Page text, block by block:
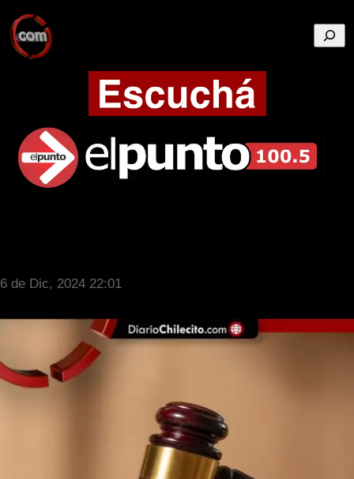
6 de Dic, 2024 22:01